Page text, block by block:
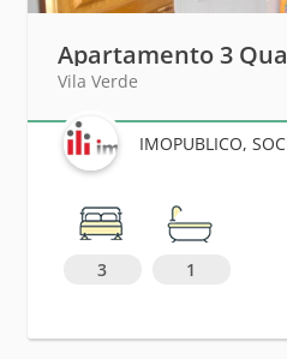
Apartamento 3
Vila Verde
3 1